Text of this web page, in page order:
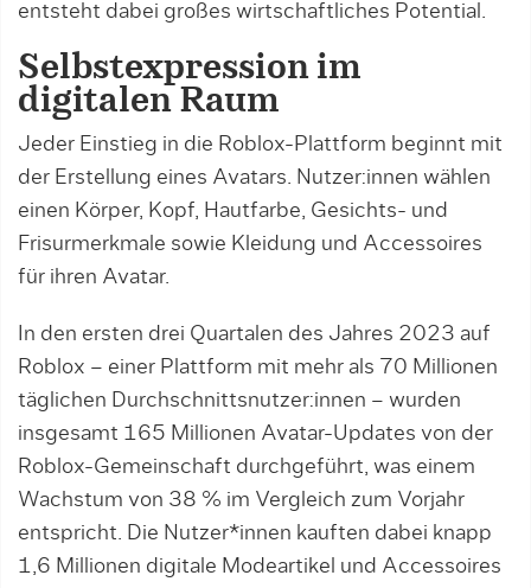
entsteht dabei großes wirtschaftliches Potential.
Selbstexpression im
digitalen Raum
Jeder Einstieg in die Roblox-Plattform beginnt mit
der Erstellung eines Avatars. Nutzer:innen wählen
einen Körper, Kopf, Hautfarbe, Gesichts- und
Frisurmerkmale sowie Kleidung und Accessoires
für ihren Avatar.
In den ersten drei Quartalen des Jahres 2023 auf
Roblox – einer Plattform mit mehr als 70 Millionen
täglichen Durchschnittsnutzer:innen – wurden
insgesamt 165 Millionen Avatar-Updates von der
Roblox-Gemeinschaft durchgeführt, was einem
Wachstum von 38 % im Vergleich zum Vorjahr
entspricht. Die Nutzer*innen kauften dabei knapp
1,6 Millionen digitale Modeartikel und Accessoires